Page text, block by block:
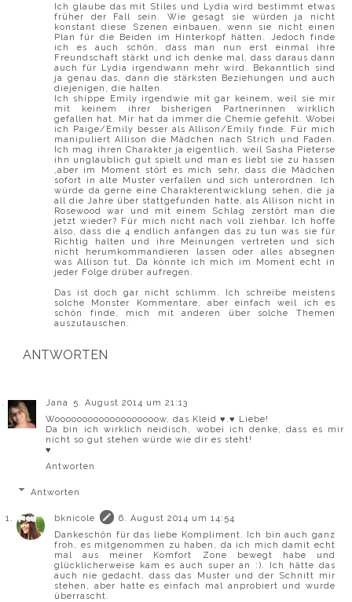
Ich glaube das mit Stiles und Lydia wird bestimmt etwas
früher der Fall sein. Wie gesagt sie würden ja nicht
konstant diese Szenen einbauen, wenn sie nicht einen
Plan für die Beiden im Hinterkopf hätten. Jedoch finde
ich es auch schön, dass man nun erst einmal ihre
Freundschaft stärkt und ich denke mal, dass daraus dann
auch für Lydia irgendwann mehr wird. Bekanntlich sind
ja genau das, dann die stärksten Beziehungen und auch
diejenigen, die halten.
Ich shippe Emily irgendwie mit gar keinem, weil sie mir
mit keinem ihrer bisherigen Partnerinnen wirklich
gefallen hat. Mir hat da immer die Chemie gefehlt. Wobei
ich Paige/Emily besser als Allison/Emily finde. Für mich
manipuliert Allison die Mädchen nach Strich und Faden.
Ich mag ihren Charakter ja eigentlich, weil Sasha Pieterse
ihn unglaublich gut spielt und man es liebt sie zu hassen
,aber im Moment stört es mich sehr, dass die Mädchen
sofort in alte Muster verfallen und sich unterordnen. Ich
würde da gerne eine Charakterentwicklung sehen, die ja
all die Jahre über stattgefunden hatte, als Allison nicht in
Rosewood war und mit einem Schlag zerstört man die
jetzt wieder? Für mich nicht nach voll ziehbar. Ich hoffe
also, dass die 4 endlich anfangen das zu tun was sie für
Richtig halten und ihre Meinungen vertreten und sich
nicht herumkommandieren lassen oder alles absegnen
was Allison tut. Da könnte ich mich im Moment echt in
jeder Folge drüber aufregen.
Das ist doch gar nicht schlimm. Ich schreibe meistens
solche Monster Kommentare, aber einfach weil ich es
schön finde, mich mit anderen über solche Themen
auszutauschen.
ANTWORTEN
Jana
5. August 2014 um 21:13
Wooooooooooooooooooow, das Kleid ♥.♥ Liebe!
Da bin ich wirklich neidisch, wobei ich denke, dass es mir
nicht so gut stehen würde wie dir es steht!
♥
Antworten
Antworten
bknicole
6. August 2014 um 14:54
Dankeschön für das liebe Kompliment. Ich bin auch ganz
froh, es mitgenommen zu haben, da ich mich damit echt
mal aus meiner Komfort Zone bewegt habe und
glücklicherweise kam es auch super an :). Ich hätte das
auch nie gedacht, dass das Muster und der Schnitt mir
stehen, aber hatte es einfach mal anprobiert und wurde
überrascht.